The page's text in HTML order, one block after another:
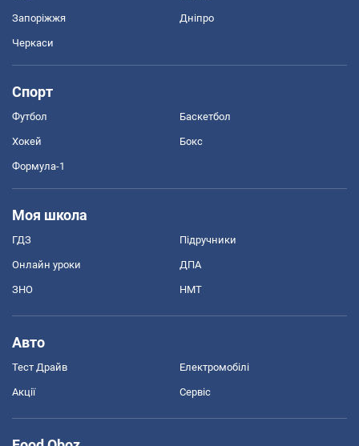
Запоріжжя Дніпро
Черкаси
Спорт
Футбол Баскетбол
Хокей Бокс
Формула-1
Моя школа
ГДЗ Підручники
Онлайн уроки ДПА
ЗНО НМТ
Авто
Тест Драйв Електромобілі
Акції Сервіс